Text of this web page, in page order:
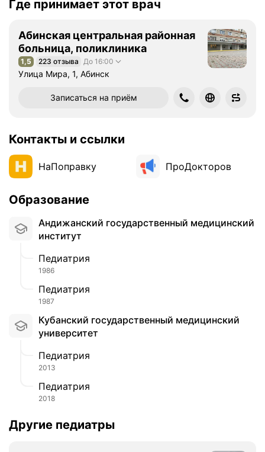
Где принимает этот врач
Абинская центральная районная
больница, поликлиника
Рейтинг 1,5 из 5
1,5 223 отзыва До 16:00
Улица Мира, 1, Абинск
Записаться на приём
Контакты и ссылки
НаПоправку ПроДокторов
Образование
Андижанский государственный медицинский
институт
Педиатрия
1986
Педиатрия
1987
Кубанский государственный медицинский
университет
Педиатрия
2013
Педиатрия
2018
Другие педиатры